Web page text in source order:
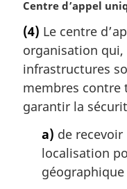
N
t
e
m
a
g
Centre d’appel
(4) Le centre
organisation
infrastructures
membres contre
garantir la
a) de
localisation